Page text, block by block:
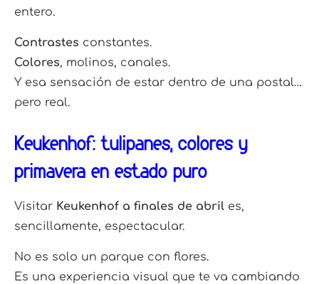
entero.
Contrastes constantes.
Colores, molinos, canales.
Y esa sensación de estar dentro de una postal…
pero real.
Keukenhof: tulipanes, colores y
primavera en estado puro
Visitar Keukenhof a finales de abril es,
sencillamente, espectacular.
No es solo un parque con flores.
Es una experiencia visual que te va cambiando